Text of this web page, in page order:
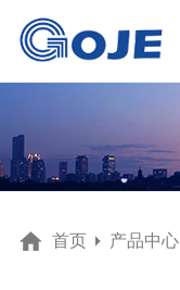
首页 产品中心